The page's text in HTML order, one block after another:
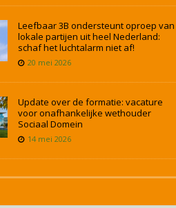
Leefbaar 3B ondersteunt oproep van
lokale partijen uit heel Nederland:
schaf het luchtalarm niet af!
20 mei 2026
Update over de formatie: vacature
voor onafhankelijke wethouder
Sociaal Domein
14 mei 2026